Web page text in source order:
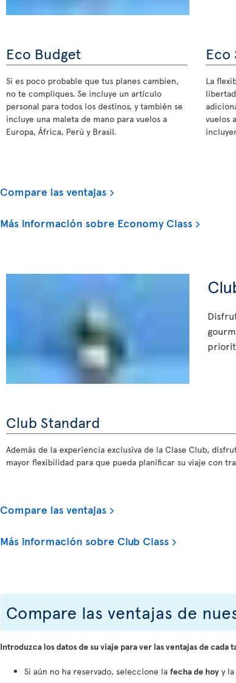
Eco Budget
Si es poco probable que tus planes cambien,
no te compliques. Se incluye un artículo
personal para todos los destinos, y también se
incluye una maleta de mano para vuelos a
Europa, África, Perú y Brasil.
Eco
La
vuelos
Compare las ventajas
Más información sobre Economy Class
Club Standard
Además de la experiencia exclusiva de la Clase Club,
mayor flexibilidad para que pueda planificar su viaje con
Compare las ventajas
Más información sobre Club Class
Compare las ventajas de
Introduzca los datos de su viaje para ver las ventajas de cada
Si aún no ha reservado, seleccione la fecha de hoy y